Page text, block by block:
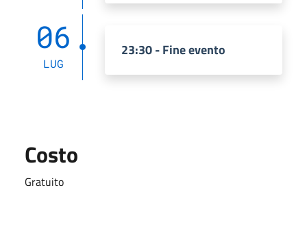
06
LUG
23:30 - Fine evento
Costo
Gratuito